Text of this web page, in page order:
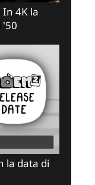
4K la
'50
la data di